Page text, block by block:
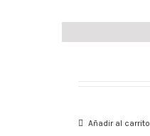
Añadir al carrito